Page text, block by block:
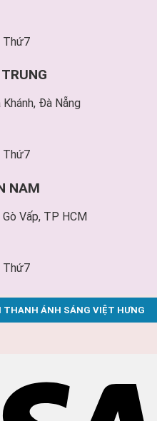
Thứ7
Đà Nẵng
Thứ7
NAM
Vấp, TP HCM
Thứ7
ÁNH SÁNG VIỆT HƯNG